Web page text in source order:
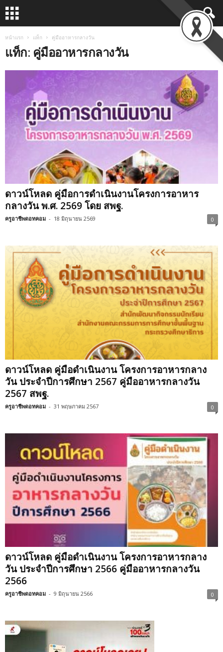
หน้าแรก แท็ก คู่มืออาหารกลางวัน
แท็ก: คู่มืออาหารกลางวัน
ดาวน์โหลด คู่มือการดำเนินงานโครงการอาหาร
กลางวัน พ.ศ. 2569 โดย สพฐ.
ครูอาชีพดอทคอม - 18 มิถุนายน 2569 0
ดาวน์โหลด คู่มือดำเนินงาน โครงการอาหารกลาง
วัน ประจำปีการศึกษา 2567 คู่มืออาหารกลางวัน
2567 สพฐ.
ครูอาชีพดอทคอม - 31 พฤษภาคม 2567 0
ดาวน์โหลด คู่มือดำเนินงาน โครงการอาหารกลาง
วัน ประจำปีการศึกษา 2566 คู่มืออาหารกลางวัน
2566
ครูอาชีพดอทคอม - 9 มิถุนายน 2566 0